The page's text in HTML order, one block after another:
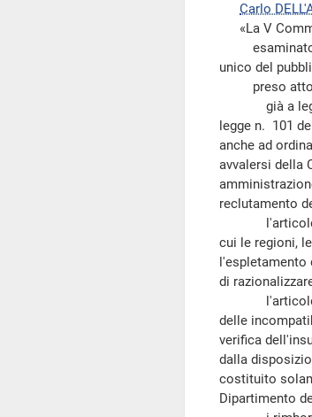
Carlo
«La V
esaminato
unico del
preso atto
già a
legge n. 101
anche ad
avvalersi della
reclutamento
l'articolo 6,
cui le regioni,
l'espletamento
di
l'articolo 8,
delle
verifica
dalla
costituito
Dipartimento